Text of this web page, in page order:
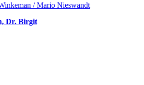
/ Mario Nieswandt
Dr. Birgit